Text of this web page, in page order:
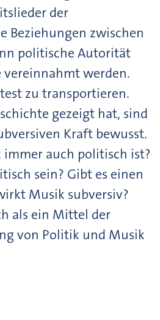
der
Beziehungen zwischen
politische Autorität
werden.
zu transportieren.
gezeigt hat, sind
Kraft bewusst.
immer auch politisch ist?
sein? Gibt es einen
Musik subversiv?
als ein Mittel der
von Politik und Musik